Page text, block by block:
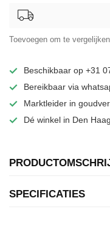
Toevoegen om te vergelijken
Beschikbaar op +31
Bereikbaar via
Marktleider in
Dé winkel in Den
SPECIFICATIES